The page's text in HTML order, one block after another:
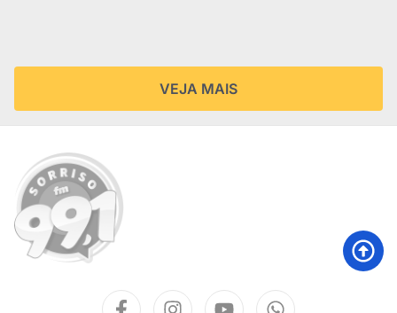
VEJA MAIS